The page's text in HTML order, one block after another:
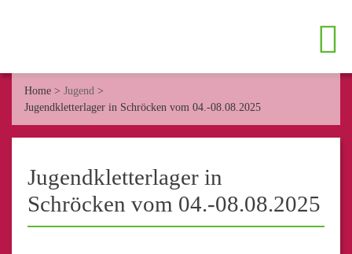
Home > Jugend >
Jugendkletterlager in Schröcken vom 04.-08.08.2025
Jugendkletterlager in
Schröcken vom 04.-08.08.2025